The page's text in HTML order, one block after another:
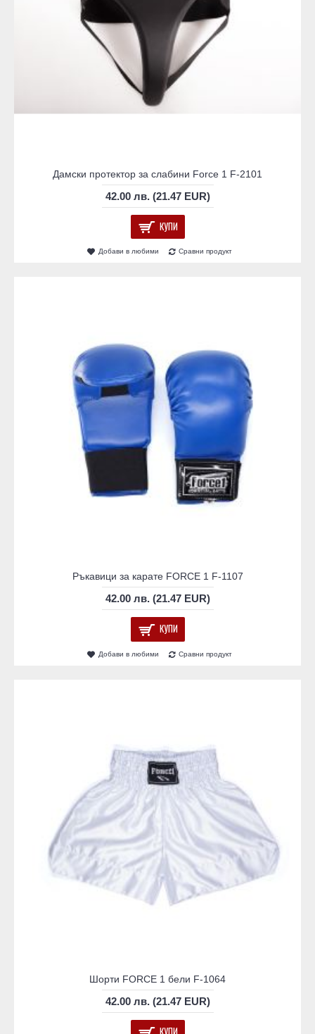
Дамски протектор за слабини Force 1 F-2101
42.00 лв. (21.47 EUR)
КУПИ
Добави в любими Сравни продукт
Ръкавици за карате FORCE 1 F-1107
42.00 лв. (21.47 EUR)
КУПИ
Добави в любими Сравни продукт
Шорти FORCE 1 бели F-1064
42.00 лв. (21.47 EUR)
КУПИ